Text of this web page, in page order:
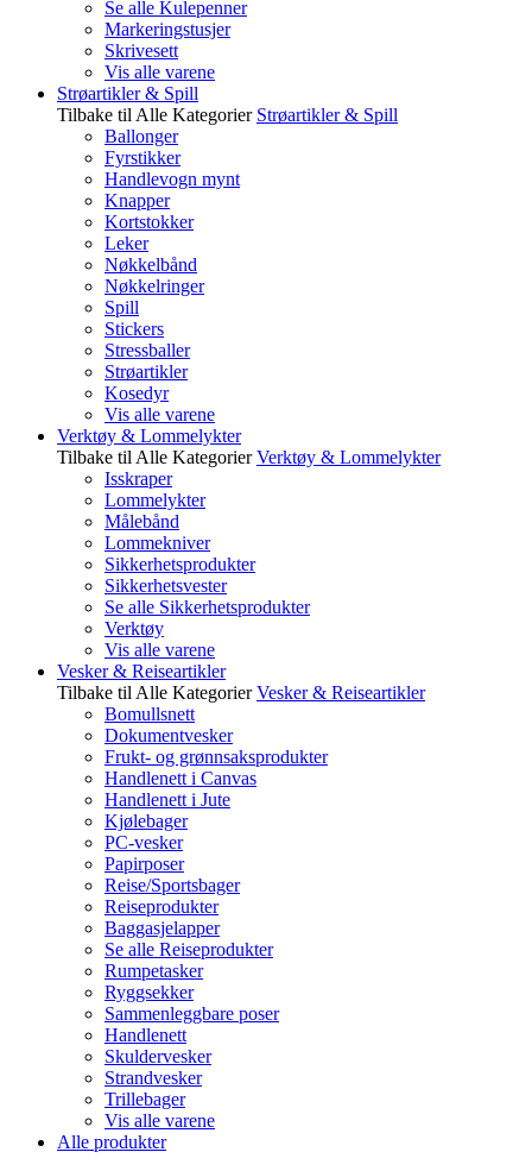
Se alle Kulepenner
Markeringstusjer
Skrivesett
Vis alle varene
Strøartikler & Spill
Tilbake til Alle Kategorier Strøartikler & Spill
Ballonger
Fyrstikker
Handlevogn mynt
Knapper
Kortstokker
Leker
Nøkkelbånd
Nøkkelringer
Spill
Stickers
Stressballer
Strøartikler
Kosedyr
Vis alle varene
Verktøy & Lommelykter
Tilbake til Alle Kategorier Verktøy & Lommelykter
Isskraper
Lommelykter
Målebånd
Lommekniver
Sikkerhetsprodukter
Sikkerhetsvester
Se alle Sikkerhetsprodukter
Verktøy
Vis alle varene
Vesker & Reiseartikler
Tilbake til Alle Kategorier Vesker & Reiseartikler
Bomullsnett
Dokumentvesker
Frukt- og grønnsaksprodukter
Handlenett i Canvas
Handlenett i Jute
Kjølebager
PC-vesker
Papirposer
Reise/Sportsbager
Reiseprodukter
Baggasjelapper
Se alle Reiseprodukter
Rumpetasker
Ryggsekker
Sammenleggbare poser
Handlenett
Skuldervesker
Strandvesker
Trillebager
Vis alle varene
Alle produkter